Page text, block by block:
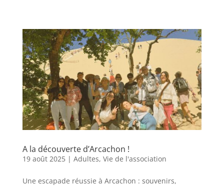
A la découverte d’Arcachon !
19 août 2025| Adultes, Vie de l'association
Une escapade réussie à Arcachon : souvenirs,